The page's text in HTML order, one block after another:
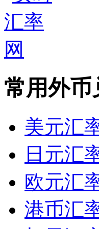
常用外币
美元汇
日元汇
欧元汇
港币汇